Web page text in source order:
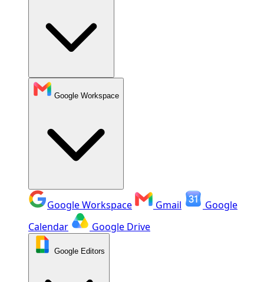
Google Workspace
Google Workspace Gmail
Google
Calendar
Google Drive
Google Editors